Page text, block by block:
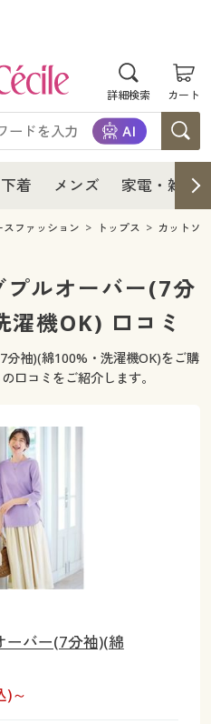
詳細検索 カート
べて
着 メンズ 家電・雑貨
べて
文
スファッション トップス カットソ
ルオーバー(7分
機OK) 口コミ
分袖)(綿100%・洗濯機OK)をご購
口コミをご紹介します。
ーバー(7分袖)(綿
)～